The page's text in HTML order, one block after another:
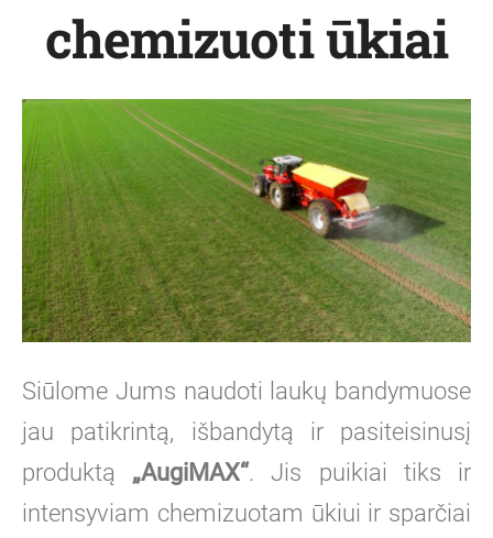
chemizuoti ūkiai
Siūlome Jums naudoti laukų bandymuose
jau patikrintą, išbandytą ir pasiteisinusį
produktą „AugiMAX“. Jis puikiai tiks ir
intensyviam chemizuotam ūkiui ir sparčiai